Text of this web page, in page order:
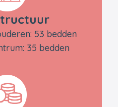
53 bedden
35 bedden